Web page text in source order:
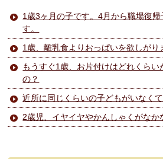
1歳3ヶ月の子です。4月から職場復
す。
1歳、離乳食よりおっぱいを欲しがり
もうすぐ1歳、お片付けはどれくらい
の？
近所に同じくらいの子どもがいなくて
2歳児、イヤイヤやかんしゃくがなか